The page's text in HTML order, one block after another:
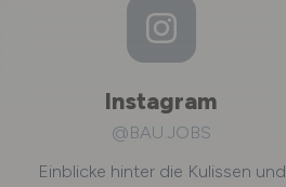
Instagram
@BAU.JOBS
Einblicke hinter die Kulissen und